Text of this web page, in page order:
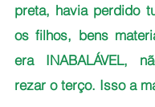
preta, havia perdido
os filhos, bens
era INABALÁVEL,
rezar o terço. Isso a